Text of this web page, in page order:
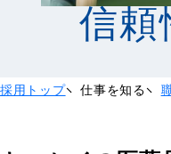
信頼
採用トップ 仕事を知る